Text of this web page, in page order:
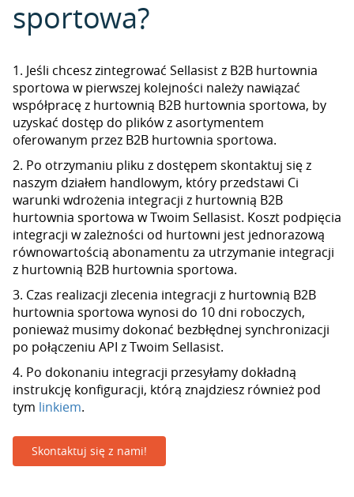
sportowa?
1. Jeśli chcesz zintegrować Sellasist z B2B hurtownia
sportowa w pierwszej kolejności należy nawiązać
współpracę z hurtownią B2B hurtownia sportowa, by
uzyskać dostęp do plików z asortymentem
oferowanym przez B2B hurtownia sportowa.
2. Po otrzymaniu pliku z dostępem skontaktuj się z
naszym działem handlowym, który przedstawi Ci
warunki wdrożenia integracji z hurtownią B2B
hurtownia sportowa w Twoim Sellasist. Koszt podpięcia
integracji w zależności od hurtowni jest jednorazową
równowartością abonamentu za utrzymanie integracji
z hurtownią B2B hurtownia sportowa.
3. Czas realizacji zlecenia integracji z hurtownią B2B
hurtownia sportowa wynosi do 10 dni roboczych,
ponieważ musimy dokonać bezbłędnej synchronizacji
po połączeniu API z Twoim Sellasist.
4. Po dokonaniu integracji przesyłamy dokładną
instrukcję konfiguracji, którą znajdziesz również pod
tym linkiem.
Skontaktuj się z nami!